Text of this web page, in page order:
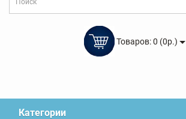
Товаров: 0 (0р.)
Категории